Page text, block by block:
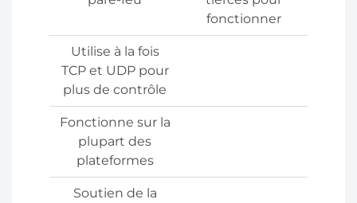
fonctionner
Utilise à la fois
TCP et UDP pour
plus de contrôle
Fonctionne sur la
plupart des
plateformes
Soutien de la